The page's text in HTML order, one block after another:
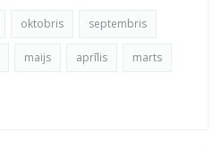
oktobris septembris
maijs aprīlis marts